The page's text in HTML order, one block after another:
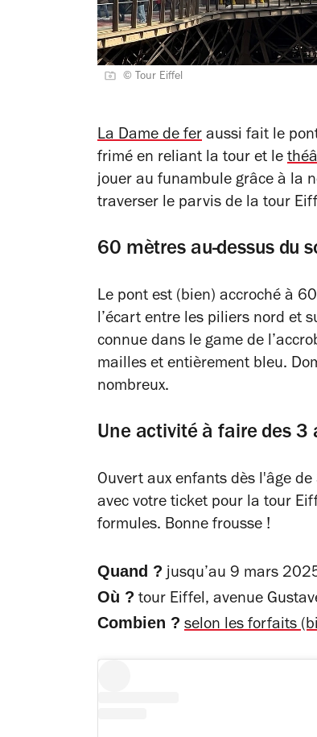
© Tour Eiffel
La Dame de fer aussi fait le
frimé en reliant la tour et le
jouer au funambule grâce à la
traverser le parvis de la tour
60 mètres au-dessus du
Le pont est (bien) accroché à
l’écart entre les piliers nord et
connue dans le game de
mailles et entièrement bleu.
nombreux.
Une activité à faire des 3
Ouvert aux enfants dès l'âge
avec votre ticket pour la tour
formules. Bonne frousse !
Quand ? jusqu’au 9 mars
Où ? tour Eiffel, avenue
Combien ? selon les forfaits